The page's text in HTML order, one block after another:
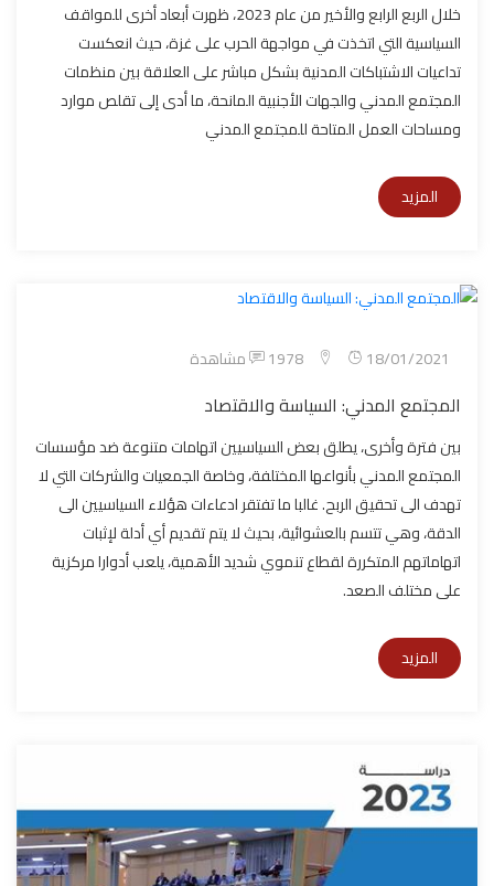
خلال الربع الرابع والأخير من عام 2023، ظهرت أبعاد أخرى للمواقف
السياسية التي اتخذت في مواجهة الحرب على غزة، حيث انعكست
تداعيات الاشتباكات المدنية بشكل مباشر على العلاقة بين منظمات
المجتمع المدني والجهات الأجنبية المانحة، ما أدى إلى تقلص موارد
ومساحات العمل المتاحة للمجتمع المدني
المزيد
18/01/2021 1978 مشاهدة
المجتمع المدني: السياسة والاقتصاد
بين فترة وأخرى، يطلق بعض السياسيين اتهامات متنوعة ضد مؤسسات
المجتمع المدني بأنواعها المختلفة، وخاصة الجمعيات والشركات التي لا
تهدف الى تحقيق الربح. غالبا ما تفتقر ادعاءات هؤلاء السياسيين الى
الدقة، وهي تتسم بالعشوائية، بحيث لا يتم تقديم أي أدلة لإثبات
اتهاماتهم المتكررة لقطاع تنموي شديد الأهمية، يلعب أدوارا مركزية
على مختلف الصعد.
المزيد